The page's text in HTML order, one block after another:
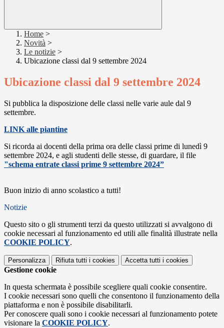
Home >
Novità >
Le notizie >
Ubicazione classi dal 9 settembre 2024
Ubicazione classi dal 9 settembre 2024
Si pubblica la disposizione delle classi nelle varie aule dal 9
settembre.
LINK alle piantine
Si ricorda ai docenti della prima ora delle classi prime di lunedì 9
settembre 2024, e agli studenti delle stesse, di guardare, il file
"schema entrate classi prime 9 settembre 2024”
Buon inizio di anno scolastico a tutti!
Notizie
Questo sito o gli strumenti terzi da questo utilizzati si avvalgono di
cookie necessari al funzionamento ed utili alle finalità illustrate nella
COOKIE POLICY.
Personalizza Rifiuta tutti i cookies Accetta tutti i cookies
Gestione cookie
In questa schermata è possibile scegliere quali cookie consentire.
I cookie necessari sono quelli che consentono il funzionamento della
piattaforma e non è possibile disabilitarli.
Per conoscere quali sono i cookie necessari al funzionamento potete
visionare la COOKIE POLICY.